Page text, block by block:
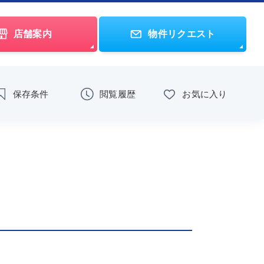
店舗案内 物件リクエスト
保存条件 閲覧履歴 お気に入り